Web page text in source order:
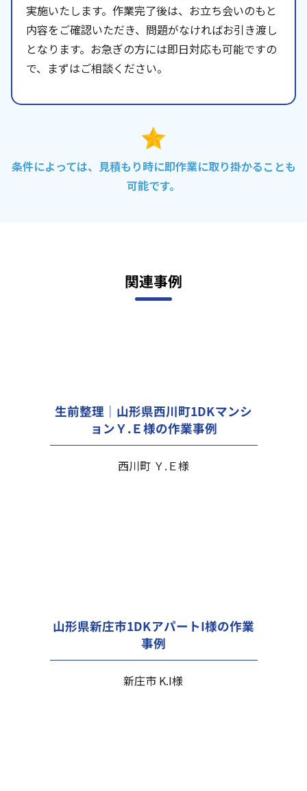
実施いたします。作業完了後は、お立ち会いのもと
内容をご確認いただき、問題がなければお引き渡し
となります。お急ぎの方には即日対応も可能ですの
で、まずはご相談ください。
条件によっては、見積もり時に即作業に取り掛かることも
可能です。
関連事例
生前整理｜山形県西川町1DKマンシ
ョンＹ.Ｅ様の作業事例
西川町 Ｙ.Ｅ様
山形県新庄市1DKアパートI様の作業
事例
新庄市 K.I様